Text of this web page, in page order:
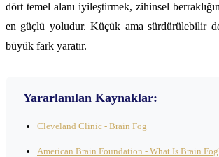
dört temel alanı iyileştirmek, zihinsel
en güçlü yoludur. Küçük ama sürdürülebilir
büyük fark yaratır.
Yararlanılan Kaynaklar:
Cleveland Clinic - Brain Fog
American Brain Foundation - What Is Brain